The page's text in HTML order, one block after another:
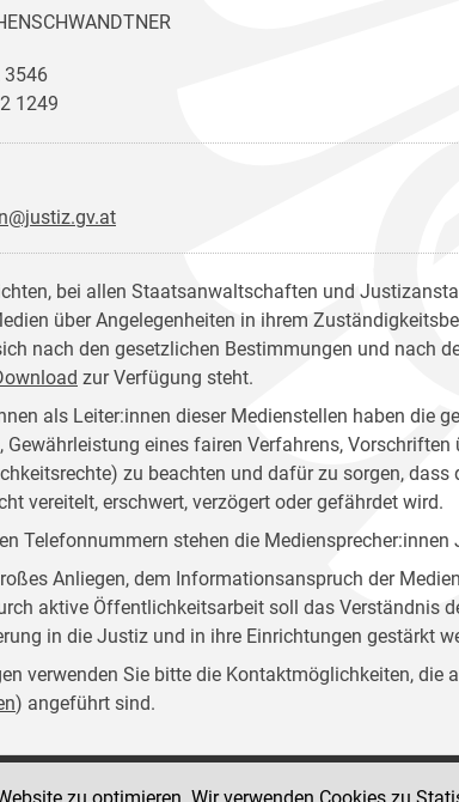
3546
1249
bei allen Staatsanwaltschaften und
über Angelegenheiten in ihrem
nach den gesetzlichen Bestimmungen und nach
zur Verfügung steht.
als Leiter:innen dieser Medienstellen haben die
Gewährleistung eines fairen Verfahrens,
zu beachten und dafür zu sorgen,
vereitelt, erschwert, verzögert oder gefährdet wird.
Telefonnummern stehen die
Anliegen, dem Informationsanspruch der
aktive Öffentlichkeitsarbeit soll das Verständnis
in die Justiz und in ihre Einrichtungen gestärkt
verwenden Sie bitte die Kontaktmöglichkeiten, die
) angeführt sind.